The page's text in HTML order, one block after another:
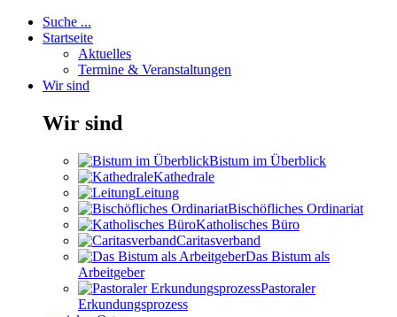
Suche ...
Startseite
Aktuelles
Termine & Veranstaltungen
Wir sind
Wir sind
Bistum im Überblick
Kathedrale
Leitung
Bischöfliches Ordinariat
Katholisches Büro
Caritasverband
Das Bistum als
Arbeitgeber
Pastoraler
Erkundungsprozess